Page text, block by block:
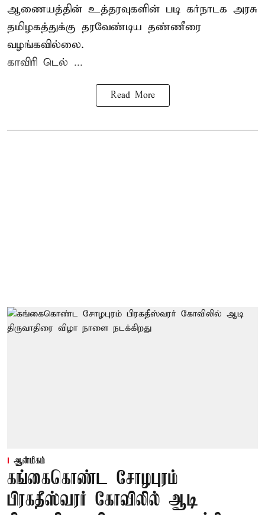
ஆணையத்தின் உத்தரவுகளின் படி கர்நாடக அரசு
தமிழகத்துக்கு தரவேண்டிய தண்ணீரை
வழங்கவில்லை.
காவிரி டெல் ...
Read More
ஆன்மிகம்
கங்கைகொண்ட சோழபுரம்
பிரகதீஸ்வரர் கோவிலில் ஆடி